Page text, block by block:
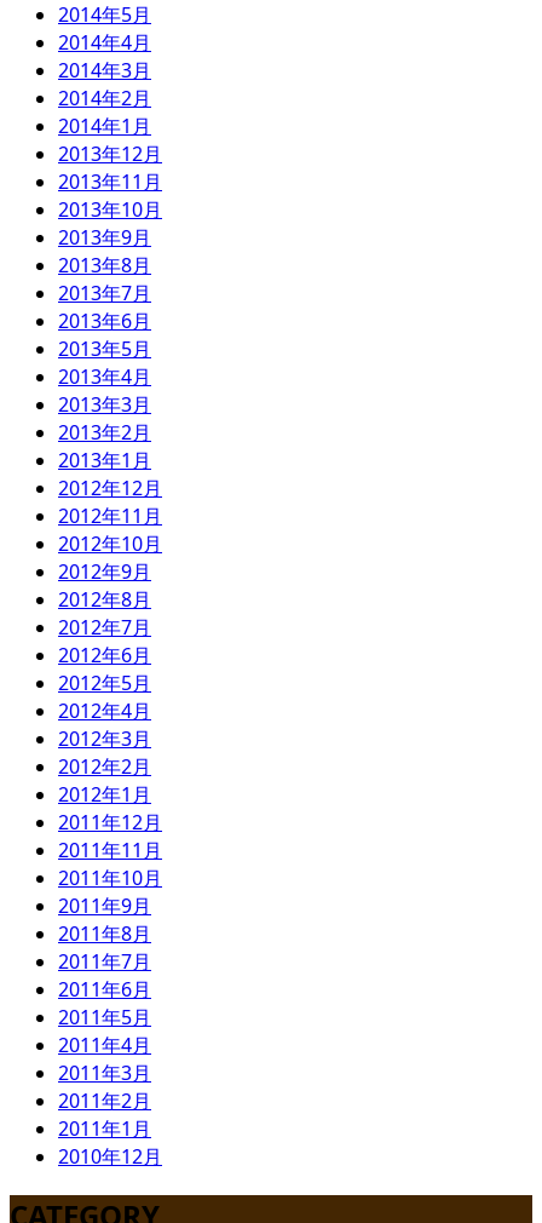
2014年5月
2014年4月
2014年3月
2014年2月
2014年1月
2013年12月
2013年11月
2013年10月
2013年9月
2013年8月
2013年7月
2013年6月
2013年5月
2013年4月
2013年3月
2013年2月
2013年1月
2012年12月
2012年11月
2012年10月
2012年9月
2012年8月
2012年7月
2012年6月
2012年5月
2012年4月
2012年3月
2012年2月
2012年1月
2011年12月
2011年11月
2011年10月
2011年9月
2011年8月
2011年7月
2011年6月
2011年5月
2011年4月
2011年3月
2011年2月
2011年1月
2010年12月